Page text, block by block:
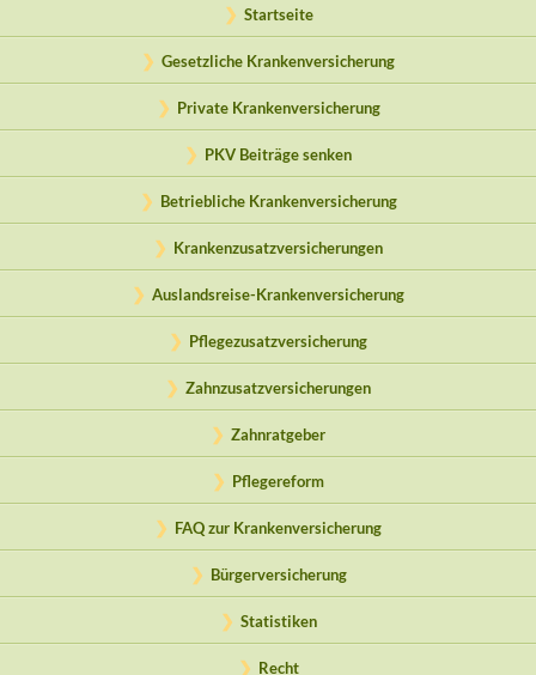
Startseite
Gesetzliche Krankenversicherung
Private Krankenversicherung
PKV Beiträge senken
Betriebliche Krankenversicherung
Krankenzusatzversicherungen
Auslandsreise-Krankenversicherung
Pflegezusatzversicherung
Zahnzusatzversicherungen
Zahnratgeber
Pflegereform
FAQ zur Krankenversicherung
Bürgerversicherung
Statistiken
Recht